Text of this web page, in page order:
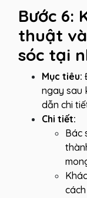
Bước 6:
thuật
sóc tại
Mục tiêu:
ngay sau
dẫn chi
Chi tiết:
Bác